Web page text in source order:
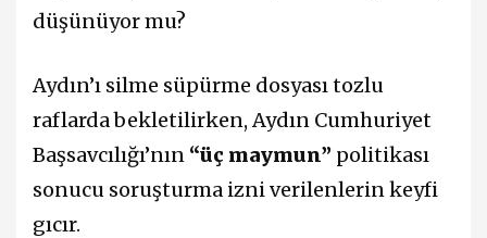
düşünüyor mu?
Aydın’ı silme süpürme dosyası tozlu
raflarda bekletilirken, Aydın Cumhuriyet
Başsavcılığı’nın “üç maymun” politikası
sonucu soruşturma izni verilenlerin keyfi
gıcır.